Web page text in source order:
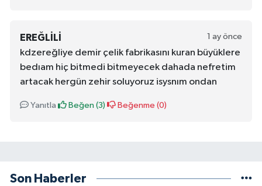
EREĞLILI 1 ay önce
kdzereğliye demir çelik fabrikasını kuran büyüklere
bedıam hiç bitmedi bitmeyecek dahada nefretim
artacak hergün zehir soluyoruz isysnım ondan
Yanıtla Beğen (3) Beğenme (0)
Son Haberler